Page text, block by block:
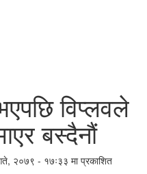
विप्लवले
बस्दैनौं
२०७९ - १७ः३३ मा प्रकाशित